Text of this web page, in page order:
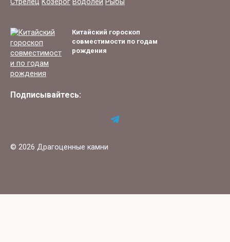
Стрелец Козерог Водолей Рыбы
Китайский гороскоп
совместимости по годам
рождения
Подписывайтесь:
© 2026 Драгоценные камни